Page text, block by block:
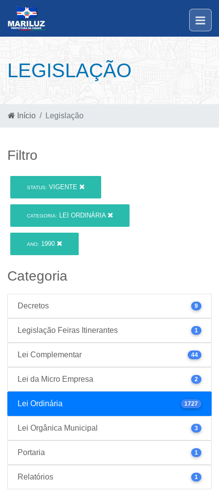
LEGISLAÇÃO
Início Legislação
Filtro
STATUS: VIGENTE
CATEGORIA: LEI ORDINÁRIA
ANO: 1990
Categoria
Decretos 9
Legislação Feiras Itinerantes 1
Lei Complementar 44
Lei da Micro Empresa 2
Lei Ordinária 1727
Lei Orgânica Municipal 3
Portaria 1
Relatórios 1